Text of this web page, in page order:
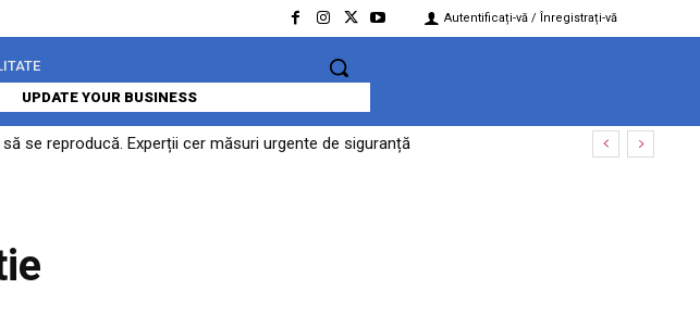
Autentificați-vă / Înregistrați-vă
UPDATE YOUR BUSINESS
se reproducă. Experții cer măsuri urgente de siguranță
CE: Există riscul ca un jalon din PNRR să nu mai fie considerat